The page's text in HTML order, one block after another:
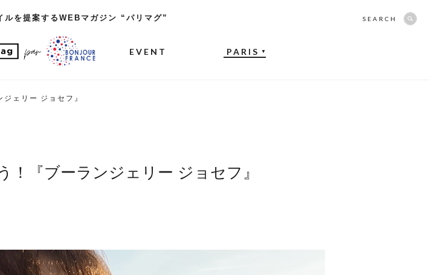
ルを提案するWEBマガジン “パリマグ”
EVENT PARIS ▼
SEARCH
ェリー ジョセフ』
『ブーランジェリー ジョセフ』